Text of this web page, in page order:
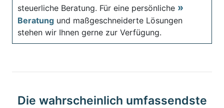
steuerliche Beratung. Für eine persönliche
Beratung und maßgeschneiderte Lösungen
stehen wir Ihnen gerne zur Verfügung.
Die wahrscheinlich umfassendste